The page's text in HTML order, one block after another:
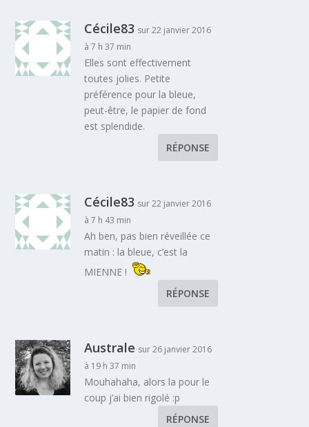
Cécile83 sur 22 janvier 2016
à 7 h 37 min
Elles sont effectivement
toutes jolies. Petite
préférence pour la bleue,
peut-être, le papier de fond
est splendide.
RÉPONSE
Cécile83 sur 22 janvier 2016
à 7 h 43 min
Ah ben, pas bien réveillée ce
matin : la bleue, c’est la
MIENNE !
RÉPONSE
Australe sur 26 janvier 2016
à 19 h 37 min
Mouhahaha, alors la pour le
coup j’ai bien rigolé :p
RÉPONSE